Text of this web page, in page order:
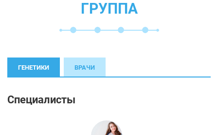
ГРУППА
ГЕНЕТИКИ ВРАЧИ
Специалисты